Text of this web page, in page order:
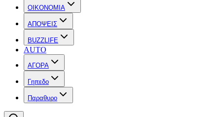
OIKONOMIA
ΑΠΟΨΕΙΣ
BUZZLIFE
AUTO
ΑΓΟΡΑ
Γηπεδο
Παραθυρο